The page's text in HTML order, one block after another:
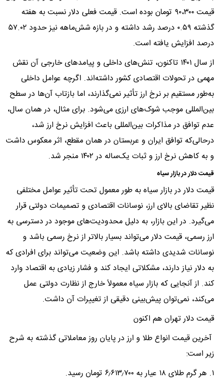
قیمت ۹۰،۳۰۰ تومان بوده است. قیمت فعلی دلار نسبت به هفته
گذشته ۰.۵۹ درصد رشد داشته و در بازه شش‌ماهه نیز حدود ۵۷.۰۲
درصد افزایش یافته است.
از سال ۱۴۰۱ تاکنون، تنش‌های داخلی و پیامدهای خارجی آن نقش
مهمی در تحولات اقتصادی کشور داشته‌اند. اگرچه عوامل داخلی
به‌طور مستقیم بر نرخ ارز تأثیر نمی‌گذارند، اما بازتاب آن‌ها در سطح
بین‌المللی موجب شوک‌های ارزی می‌شود. برای مثال، در همان سال،
عدم توافق در مذاکرات بین‌المللی باعث افزایش نرخ ارز شد،
درحالی‌که توافق ایران و عربستان در همان مقطع، اثر معکوس داشت
و به کاهش نرخ ارز و ثبات یک‌ساله در ۱۴۰۲ منجر شد.
قیمت دلار در بازار سیاه
قیمت دلار در بازار سیاه به طور معمول تحت تأثیر عوامل مختلفی
نظیر تقاضای بالای ارز، نوسانات اقتصادی و تصمیمات دولتی قرار
می‌گیرد. در این بازار، به دلیل محدودیت‌های موجود در دسترسی به
ارز رسمی، قیمت دلار می‌تواند بسیار بالاتر از نرخ رسمی باشد و
نوسانات شدیدی داشته باشد. این وضعیت می‌تواند برای افرادی که
به دلار نیاز دارند، مشکلاتی ایجاد کند و فشار زیادی به اقتصاد وارد
کند. از آنجایی که بازار سیاه معمولاً خارج از نظارت دولتی عمل
می‌کند، نمی‌توان پیش‌بینی دقیقی از تغییرات آن داشت.
قیمت دلار تهران هم اکنون
آخرین قیمت انواع طلا و ارز در پایان روز معاملاتی گذشته به شرح
زیر است:
۱. هر گرم طلای ۱۸ عیار به ۶٫۶۱۳٫۷۰۰ تومان رسید.